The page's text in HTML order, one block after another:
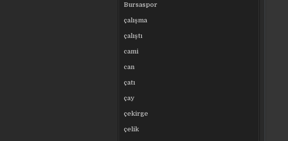
Bursaspor
çalışma
çalıştı
cami
can
çatı
çay
çekirge
çelik